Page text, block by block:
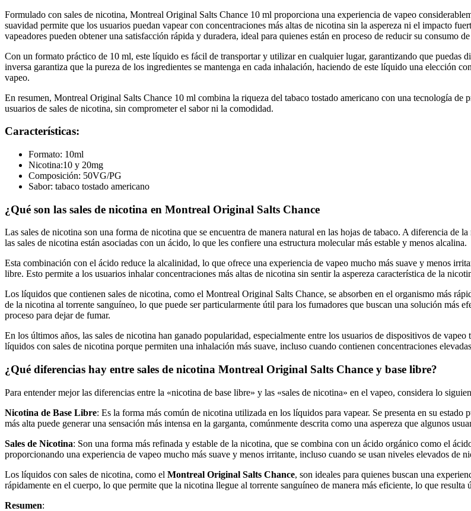
Formulado con sales de nicotina, Montreal Original Salts Chance 10 ml proporciona una experiencia de vapeo
suavidad permite que los usuarios puedan vapear con concentraciones más altas de nicotina sin la aspereza ni el impacto
vapeadores pueden obtener una satisfacción rápida y duradera, ideal para quienes están en proceso de reducir su consumo
Con un formato práctico de 10 ml, este líquido es fácil de transportar y utilizar en cualquier lugar, garantizando que puedas
inversa garantiza que la pureza de los ingredientes se mantenga en cada inhalación, haciendo de este líquido una elección
vapeo.
En resumen, Montreal Original Salts Chance 10 ml combina la riqueza del tabaco tostado americano con una tecnología
usuarios de sales de nicotina, sin comprometer el sabor ni la comodidad.
Características:
Formato: 10ml
Nicotina:10 y 20mg
Composición: 50VG/PG
Sabor: tabaco tostado americano
¿Qué son las sales de nicotina en Montreal Original Salts Chance
Las sales de nicotina son una forma de nicotina que se encuentra de manera natural en las hojas de tabaco. A diferencia de
las sales de nicotina están asociadas con un ácido, lo que les confiere una estructura molecular más estable y menos alcalina.
Esta combinación con el ácido reduce la alcalinidad, lo que ofrece una experiencia de vapeo mucho más suave y menos
libre. Esto permite a los usuarios inhalar concentraciones más altas de nicotina sin sentir la aspereza característica de la
Los líquidos que contienen sales de nicotina, como el Montreal Original Salts Chance, se absorben en el organismo más
de la nicotina al torrente sanguíneo, lo que puede ser particularmente útil para los fumadores que buscan una solución más
proceso para dejar de fumar.
En los últimos años, las sales de nicotina han ganado popularidad, especialmente entre los usuarios de dispositivos de
líquidos con sales de nicotina porque permiten una inhalación más suave, incluso cuando contienen concentraciones
¿Qué diferencias hay entre sales de nicotina Montreal Original Salts Chance y base libre?
Para entender mejor las diferencias entre la «nicotina de base libre» y las «sales de nicotina» en el vapeo, considera lo
Nicotina de Base Libre: Es la forma más común de nicotina utilizada en los líquidos para vapear. Se presenta en su
más alta puede generar una sensación más intensa en la garganta, comúnmente descrita como una aspereza que algunos
Sales de Nicotina: Son una forma más refinada y estable de la nicotina, que se combina con un ácido orgánico como el
proporcionando una experiencia de vapeo mucho más suave y menos irritante, incluso cuando se usan niveles elevados de
Los líquidos con sales de nicotina, como el Montreal Original Salts Chance, son ideales para quienes buscan una
rápidamente en el cuerpo, lo que permite que la nicotina llegue al torrente sanguíneo de manera más eficiente, lo que
Resumen: